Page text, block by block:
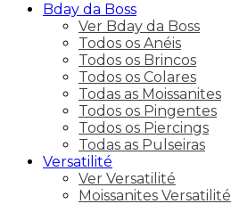
Bday da Boss
Ver Bday da Boss
Todos os Anéis
Todos os Brincos
Todos os Colares
Todas as Moissanites
Todos os Pingentes
Todos os Piercings
Todas as Pulseiras
Versatilité
Ver Versatilité
Moissanites Versatilité